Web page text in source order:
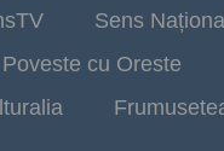
Sens Național
Poveste cu Oreste